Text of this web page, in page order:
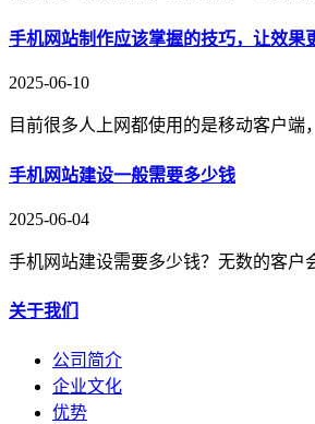
手机网站制作应该掌握的技巧，让效果
2025-06-10
目前很多人上网都使用的是移动客户端
手机网站建设一般需要多少钱
2025-06-04
手机网站建设需要多少钱？无数的客户
关于我们
公司简介
企业文化
优势